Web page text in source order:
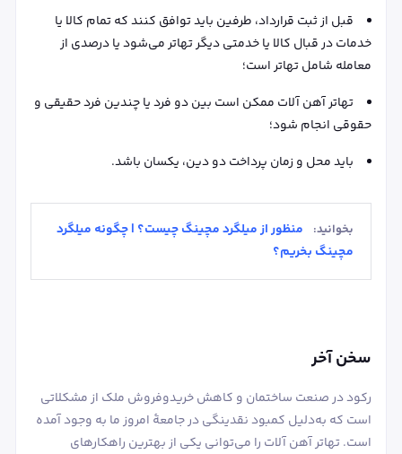
قبل از ثبت قرارداد، طرفین باید توافق کنند که تمام کالا یا
خدمات در قبال کالا یا خدمتی دیگر تهاتر می‌شود یا درصدی از
معامله شامل تهاتر است؛
تهاتر آهن آلات ممکن است بین دو فرد یا چندین فرد حقیقی و
حقوقی انجام شود؛
باید محل و زمان پرداخت دو دین، یکسان باشد.
بخوانید:
منظور از میلگرد مچینگ چیست؟ | چگونه میلگرد
مچینگ بخریم؟
سخن آخر
رکود در صنعت ساختمان و کاهش خریدوفروش ملک از مشکلاتی
است که به‌دلیل کمبود نقدینگی در جامعۀ امروز ما به وجود آمده
است. تهاتر آهن آلات را می‌توانی یکی از بهترین راهکارهای